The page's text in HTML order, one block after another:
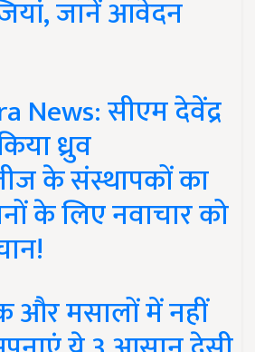
जानें आवेदन
News: सीएम देवेंद्र
ध्रुव
के संस्थापकों का
के लिए नवाचार को
और मसालों में नहीं